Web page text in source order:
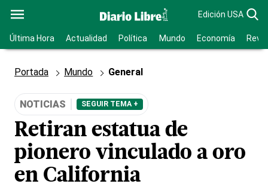
Edición USA
Última Hora Actualidad Política Mundo Economía
Portada Mundo General
NOTICIAS SEGUIR TEMA +
Retiran estatua de
pionero vinculado a oro
en California